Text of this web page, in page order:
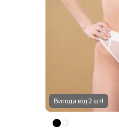
Вигода від 2 шт!